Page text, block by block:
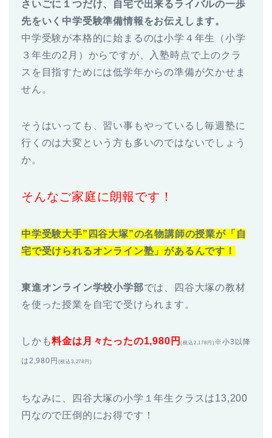
さいごに１つだけ、自宅で出来るライバルの一歩
先をいく中学受験準備情報をお伝えします。
中学受験が本格的に始まるのは小学４年生（小学
３年生の2月）からですが、入塾時点で上のクラ
スを目指すためには低学年からの準備が欠かせま
せん。
そうはいっても、習い事もやっているし毎週塾に
行くのは大変という方も多いのではないでしょう
か。
そんなご家庭に朗報です！
中学受験大手”四谷大塚”の名物講師の授業が「自
宅で受けられるオンライン塾」があるんです！
東進オンライン学校小学部では、四谷大塚の教材
を使った授業を自宅で受けられます。
しかも料金は月々たったの1,980円(税込2,178円) ※小3以降
は2,980円 (税込3,278円)
ちなみに、四谷大塚の小学１年生クラスは13,200
円なので圧倒的にお得です！